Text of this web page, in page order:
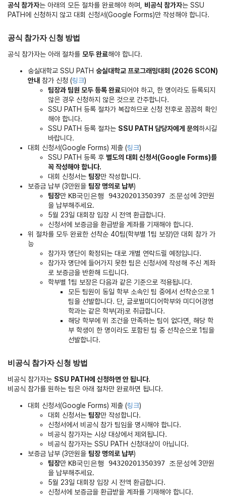
공식 참가자는 아래의 모든 절차를 완료해야 하며, 비공식 참가자는 SSU
PATH에 신청하지 않고 대회 신청서(Google Forms)만 작성해야 합니다.
공식 참가자 신청 방법
공식 참가자는 아래 절차를 모두 완료해야 합니다.
숭실대학교 SSU PATH 숭실대학교 프로그래밍대회 (2026 SCON)
안내 참가 신청 (링크)
팀장과 팀원 모두 등록 완료되어야 하고, 한 명이라도 등록되지
않은 경우 신청하지 않은 것으로 간주합니다.
SSU PATH 등록 절차가 복잡하므로 신청 전후로 꼼꼼히 확인
해야 합니다.
SSU PATH 등록 절차는 SSU PATH 담당자에게 문의하시길
바랍니다.
대회 신청서(Google Forms) 제출 (링크)
SSU PATH 등록 후 별도의 대회 신청서(Google Forms)를
꼭 작성해야 합니다.
대회 신청서는 팀장만 작성합니다.
보증금 납부 (3만원을 팀장 명의로 납부)
팀장만 KB국민은행 94320201350397 조문성에 3만원
을 납부해주세요.
5월 23일 대회장 입장 시 전액 환급합니다.
신청서에 보증금을 환급받을 계좌를 기재해야 합니다.
위 절차를 모두 완료한 선착순 40팀(학부별 1팀 보장)만 대회 참가 가
능
참가자 명단이 확정되는 대로 개별 연락드릴 예정입니다.
참가자 명단에 들어가지 못한 팀은 신청서에 작성해 주신 계좌
로 보증금을 반환해 드립니다.
학부별 1팀 보장은 다음과 같은 기준으로 적용됩니다.
모든 팀원이 동일 학부 소속인 팀 중에서 선착순으로 1
팀을 선발합니다. 단, 글로벌미디어학부와 미디어경영
학과는 같은 학부(과)로 취급합니다.
해당 학부에 위 조건을 만족하는 팀이 없다면, 해당 학
부 학생이 한 명이라도 포함된 팀 중 선착순으로 1팀을
선발합니다.
비공식 참가자 신청 방법
비공식 참가자는 SSU PATH에 신청하면 안 됩니다.
비공식 참가를 원하는 팀은 아래 절차만 완료하면 됩니다.
대회 신청서(Google Forms) 제출 (링크)
대회 신청서는 팀장만 작성합니다.
신청서에서 비공식 참가 팀임을 명시해야 합니다.
비공식 참가자는 시상 대상에서 제외됩니다.
비공식 참가자는 SSU PATH 신청대상이 아닙니다.
보증금 납부 (3만원을 팀장 명의로 납부)
팀장만 KB국민은행 94320201350397 조문성에 3만원
을 납부해주세요.
5월 23일 대회장 입장 시 전액 환급합니다.
신청서에 보증금을 환급받을 계좌를 기재해야 합니다.